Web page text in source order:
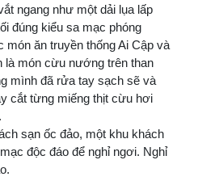
ngang như một dải lụa lấp
đúng kiểu sa mạc phóng
ăn truyền thống Ai Cập và
là món cừu nướng trên than
mình đã rửa tay sạch sẽ và
cắt từng miếng thịt cừu hơi
sạn ốc đảo, một khu khách
độc đáo để nghỉ ngơi. Nghỉ